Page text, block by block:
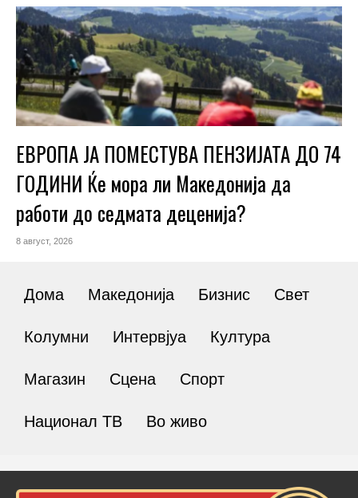
ЕВРОПА ЈА ПОМЕСТУВА ПЕНЗИЈАТА ДО 74
ГОДИНИ Ќе мора ли Македонија да
работи до седмата деценија?
8 август, 2026
Дома Македонија Бизнис Свет
Колумни Интервјуа Култура
Магазин Сцена Спорт
Национал ТВ Во живо